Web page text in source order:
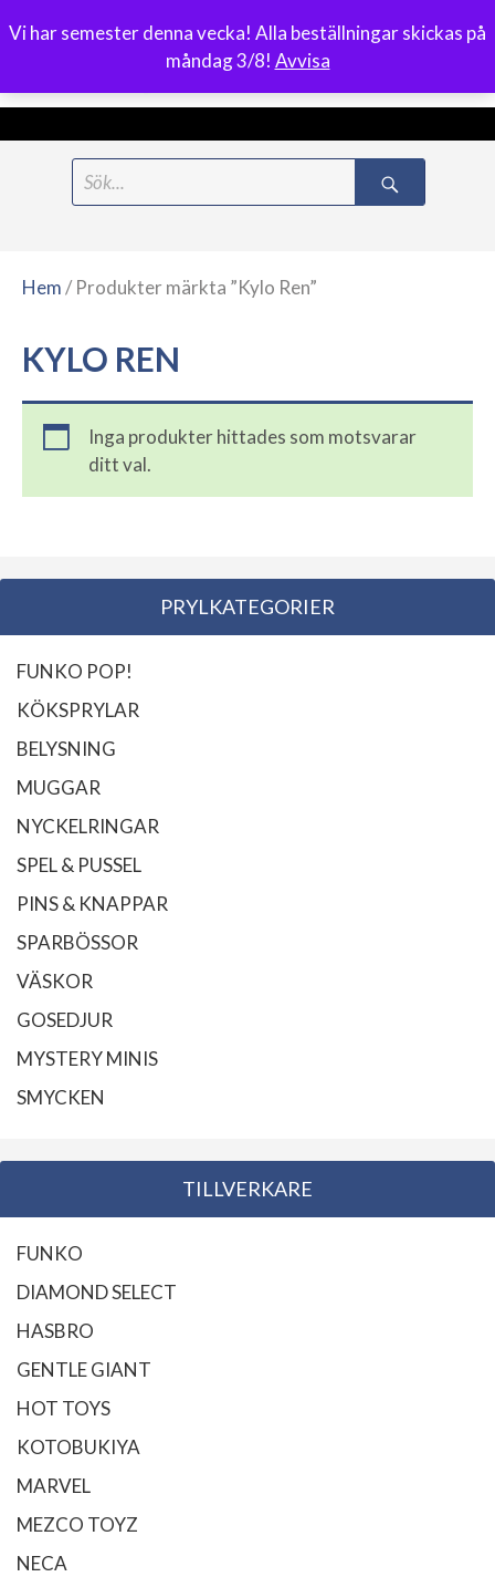
Vi har semester denna vecka! Alla beställningar skickas på
måndag 3/8! Avvisa
0
Meny
Hem/ Produkter märkta ”Kylo Ren”
KYLO REN
Inga produkter hittades som motsvarar
ditt val.
PRYLKATEGORIER
FUNKO POP!
KÖKSPRYLAR
BELYSNING
MUGGAR
NYCKELRINGAR
SPEL & PUSSEL
PINS & KNAPPAR
SPARBÖSSOR
VÄSKOR
GOSEDJUR
MYSTERY MINIS
SMYCKEN
TILLVERKARE
FUNKO
DIAMOND SELECT
HASBRO
GENTLE GIANT
HOT TOYS
KOTOBUKIYA
MARVEL
MEZCO TOYZ
NECA